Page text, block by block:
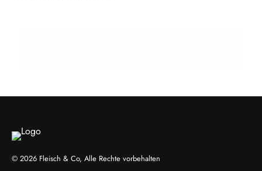
© 2026 Fleisch & Co, Alle Rechte vorbehalten